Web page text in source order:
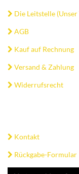
Die Leitstelle (Unser
AGB
Kauf auf Rechnung
Versand & Zahlung
Widerrufsrecht
Kontakt
Rückgabe-Formular